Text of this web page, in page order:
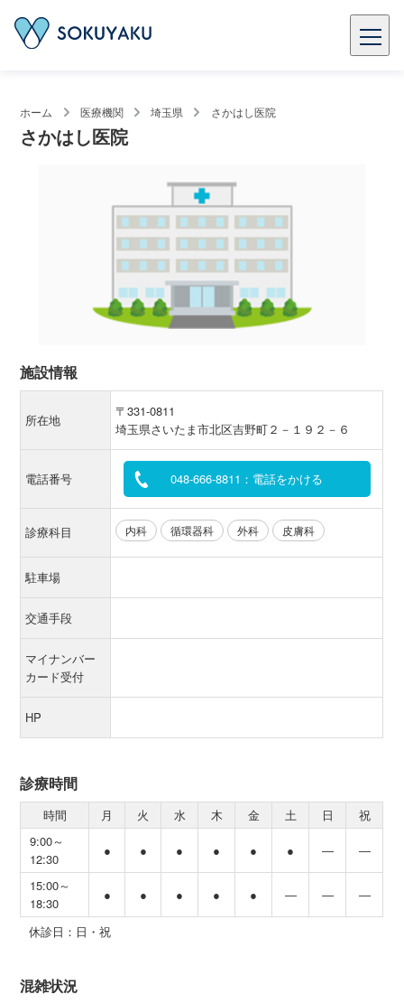
ホーム 医療機関 埼玉県 さかはし医院
さかはし医院
施設情報
所在地
〒331-0811
埼玉県さいたま市北区吉野町２－１９２－６
電話番号 048-666-8811：電話をかける
診療科目 内科 循環器科 外科 皮膚科
駐車場
交通手段
マイナンバー
カード受付
HP
診療時間
時間 月 火 水 木 金 土 日
祝
9:00～
12:30
● ● ● ● ● ● ― ―
15:00～
18:30
● ● ● ● ● ― ― ―
休診日：日・祝
混雑状況